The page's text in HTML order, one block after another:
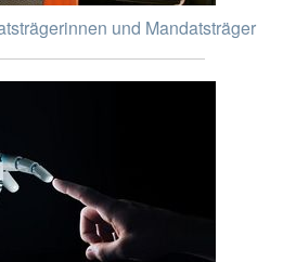
und Mandatsträger